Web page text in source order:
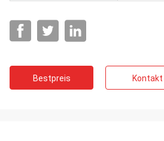
Bestpreis Kontakt